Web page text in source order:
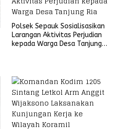
Polsek Sepauk Sosialisasikan
Larangan Aktivitas Perjudian
kepada Warga Desa Tanjung